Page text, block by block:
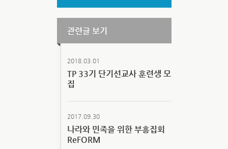
관련글 보기
2018.03.01
TP 33기 단기선교사 훈련생 모
집
2017.09.30
나라와 민족을 위한 부흥집회
ReFORM